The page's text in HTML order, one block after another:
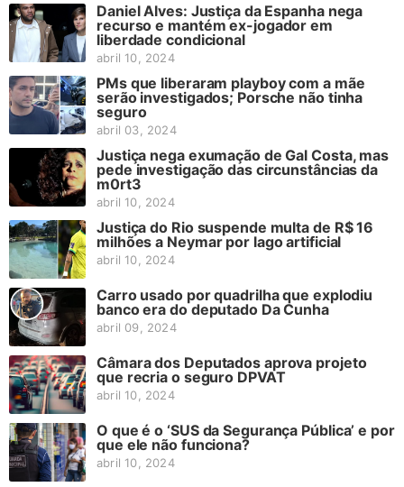
Daniel Alves: Justiça da Espanha nega
recurso e mantém ex-jogador em
liberdade condicional
abril 10, 2024
PMs que liberaram playboy com a mãe
serão investigados; Porsche não tinha
seguro
abril 03, 2024
Justiça nega exumação de Gal Costa, mas
pede investigação das circunstâncias da
m0rt3
abril 10, 2024
Justiça do Rio suspende multa de R$ 16
milhões a Neymar por lago artificial
abril 10, 2024
Carro usado por quadrilha que explodiu
banco era do deputado Da Cunha
abril 09, 2024
Câmara dos Deputados aprova projeto
que recria o seguro DPVAT
abril 10, 2024
O que é o ‘SUS da Segurança Pública’ e por
que ele não funciona?
abril 10, 2024